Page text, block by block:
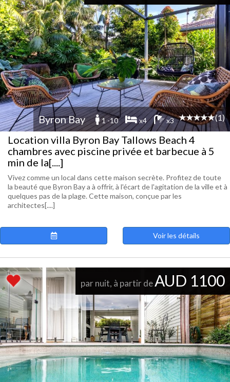
Byron Bay 1 -10 x4 x3 (1)
Location villa Byron Bay Tallows Beach 4
chambres avec piscine privée et barbecue à 5
min de la[....]
Vivez comme un local dans cette maison secrète. Profitez de toute
la beauté que Byron Bay a à offrir, à l'écart de l'agitation de la ville et à
quelques pas de la plage. Cette maison, conçue par les
architectes[....]
Voir les détails
par nuit, à partir deAUD 1100